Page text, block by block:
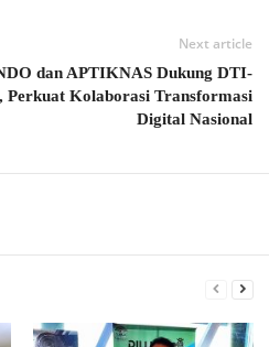
Next article
dan APTIKNAS Dukung DTI-
Perkuat Kolaborasi Transformasi
Digital Nasional